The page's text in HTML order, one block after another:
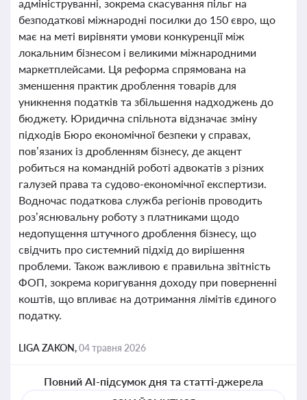
адмініструванні, зокрема скасування пільг на
безподаткові міжнародні посилки до 150 євро, що
має на меті вирівняти умови конкуренції між
локальним бізнесом і великими міжнародними
маркетплейсами. Ця реформа спрямована на
зменшення практик дроблення товарів для
уникнення податків та збільшення надходжень до
бюджету. Юридична спільнота відзначає зміну
підходів Бюро економічної безпеки у справах,
пов’язаних із дробленням бізнесу, де акцент
робиться на командній роботі адвокатів з різних
галузей права та судово-економічної експертизи.
Водночас податкова служба регіонів проводить
роз’яснювальну роботу з платниками щодо
недопущення штучного дроблення бізнесу, що
свідчить про системний підхід до вирішення
проблеми. Також важливою є правильна звітність
ФОП, зокрема коригування доходу при поверненні
коштів, що впливає на дотримання лімітів єдиного
податку.
LIGA ZAKON,04 травня 2026
Повний AI-підсумок дня та статті-джерела